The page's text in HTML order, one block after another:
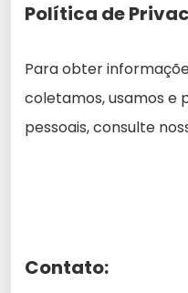
Política de
Para obter
coletamos, usamos e
pessoais, consulte
Contato: